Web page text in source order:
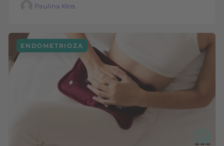
Paulina Kłos
ENDOMETRIOZA